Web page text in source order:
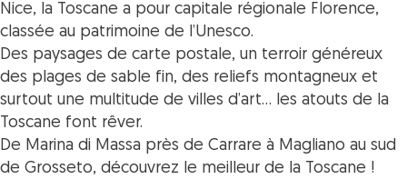
Nice, la Toscane a pour capitale régionale Florence,
classée au patrimoine de l’Unesco.
Des paysages de carte postale, un terroir généreux
des plages de sable fin, des reliefs montagneux et
surtout une multitude de villes d’art… les atouts de la
Toscane font rêver.
De Marina di Massa près de Carrare à Magliano au sud
de Grosseto, découvrez le meilleur de la Toscane !